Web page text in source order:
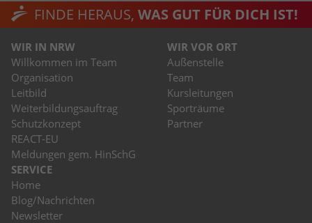
FINDE HERAUS, WAS GUT FÜR DICH IST!
WIR IN NRW
Willkommen im Team
Organisation
Leitbild
Weiterbildungsauftrag
Schutzkonzept
REACT-EU
Meldungen gem. HinSchG
WIR VOR ORT
Außenstelle
Team
Kursleitungen
Sporträume
Partner
SERVICE
Home
Blog/Nachrichten
Newsletter